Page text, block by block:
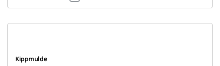
Kippmulde